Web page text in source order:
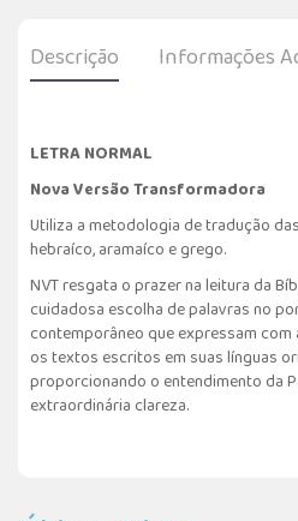
Descrição Informações
LETRA NORMAL
Nova Versão Transformadora
Utiliza a metodologia de tradução
hebraíco, aramaíco e grego.
NVT resgata o prazer na leitura da
cuidadosa escolha de palavras no
contemporâneo que expressam
os textos escritos em suas línguas
proporcionando o entendimento da
extraordinária clareza.